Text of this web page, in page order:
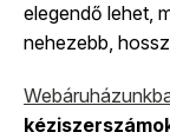
elegendő lehet,
nehezebb,